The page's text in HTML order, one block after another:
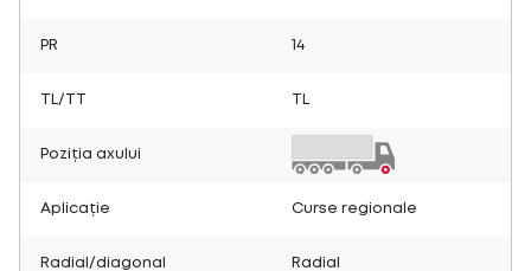
PR 14
TL/TT
Poziția axului
Aplicație Curse regionale
Radial/diagonal Radial